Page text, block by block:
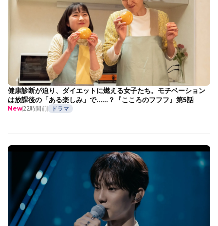
健康診断が迫り、ダイエットに燃える女子たち。モチベーション
は放課後の「ある楽しみ」で……？『こころのフフフ』第5話
New22時間前 ドラマ